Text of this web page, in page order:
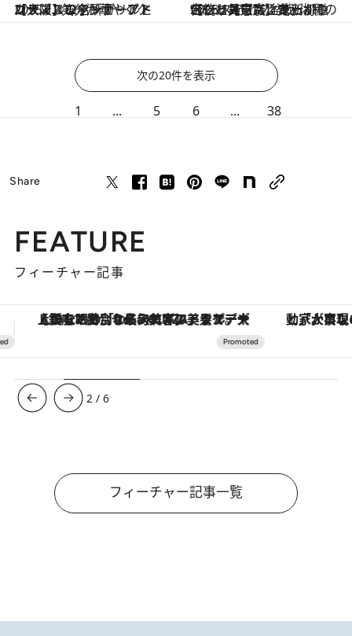
2025.12.12
【ザ・リッツ・カールトン大阪】シャンデリアとカラフルなプリザーブドローズ…気分が華やぐクリスマスの名所！ 2025.12.11
【ジャヌ東京】史上初！ “フェスティブ盆栽”は和の伝統と美意識、革新が融合した見ごたえたっぷりのクリスマスツリー
次の20件を表示
1 ... 5 6 ... 38
Share
FEATURE
フィーチャー記事
「大事なのは地域の意識を変えること」。ロレックス賞受賞の自然保護活動家が実現させたナイジェリアの自然環境の復活
3 /6
フィーチャー記事一覧